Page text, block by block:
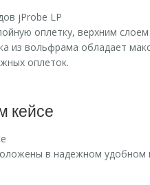
оплетку, верхним
из вольфрама обладает
оплеток.
кейсе
в надежном удобном